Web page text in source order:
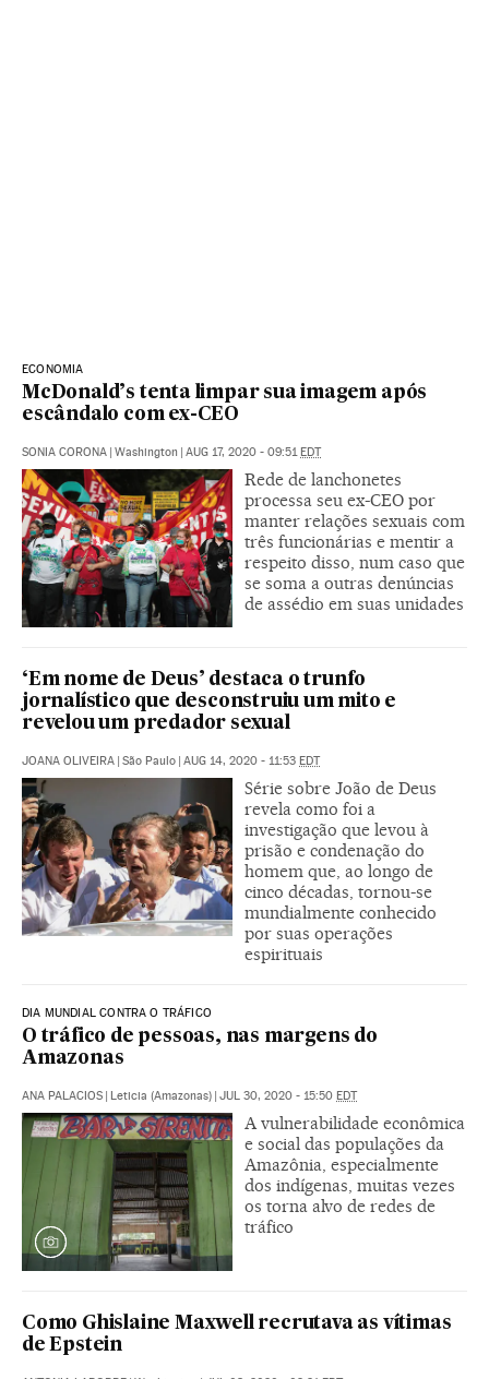
ECONOMIA
McDonald’s tenta limpar sua imagem após
escândalo com ex-CEO
SONIA CORONA | Washington | AUG 17, 2020 - 09:51EDT
Rede de lanchonetes
processa seu ex-CEO por
manter relações sexuais com
três funcionárias e mentir a
respeito disso, num caso que
se soma a outras denúncias
de assédio em suas unidades
‘Em nome de Deus’ destaca o trunfo
jornalístico que desconstruiu um mito e
revelou um predador sexual
JOANA OLIVEIRA | São Paulo | AUG 14, 2020 - 11:53 EDT
Série sobre João de Deus
revela como foi a
investigação que levou à
prisão e condenação do
homem que, ao longo de
cinco décadas, tornou-se
mundialmente conhecido
por suas operações
espirituais
DIA MUNDIAL CONTRA O TRÁFICO
O tráfico de pessoas, nas margens do
Amazonas
ANA PALACIOS | Leticia (Amazonas) | JUL 30, 2020 - 15:50 EDT
A vulnerabilidade econômica
e social das populações da
Amazônia, especialmente
dos indígenas, muitas vezes
os torna alvo de redes de
tráfico
Como Ghislaine Maxwell recrutava as vítimas
de Epstein